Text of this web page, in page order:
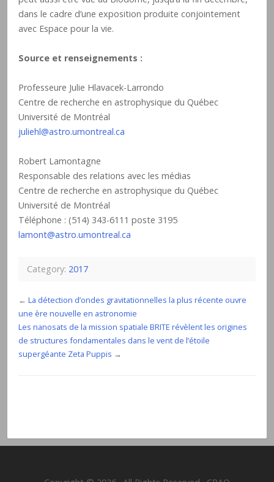
dans le cadre d’une exposition produite conjointement
avec Espace pour la vie.
Source et renseignements :
Professeure Julie Hlavacek-Larrondo
Centre de recherche en astrophysique du Québec
Université de Montréal
juliehl@astro.umontreal.ca
Robert Lamontagne
Responsable des relations avec les médias
Centre de recherche en astrophysique du Québec
Université de Montréal
Téléphone : (514) 343-6111 poste 3195
lamont@astro.umontreal.ca
Category: 2017
← La détection d’ondes gravitationnelles la plus récente ouvre
une ère nouvelle en astronomie
Les nanosats de la mission spatiale BRITE révèlent les origines
de structures fondamentales dans le vent de l’étoile
supergéante Zeta Puppis →